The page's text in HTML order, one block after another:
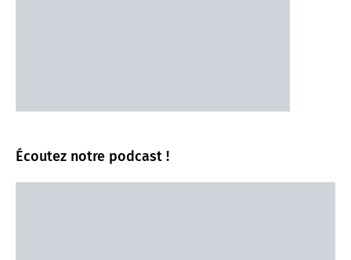
Écoutez notre podcast !